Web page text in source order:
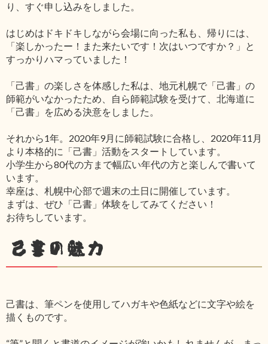
り、すぐ申し込みをしました。
はじめはドキドキしながら会場に向った私も、帰りには、
「楽しかったー！また来たいです！次はいつですか？」と
すっかりハマっていました！
「己書」の楽しさを体感した私は、地元札幌で「己書」の
師範がいなかったため、自ら師範試験を受けて、北海道に
「己書」を広める決意をしました。
それから1年。2020年9月に師範試験に合格し、2020年11月
より本格的に「己書」活動をスタートしています。
小学生から80代の方まで幅広い年代の方と楽しんで書いて
います。
幸座は、札幌中心部で週末の土日に開催しています。
まずは、ぜひ「己書」体験をしてみてください！
お待ちしています。
己書の魅力
己書は、筆ペンを使用してハガキや色紙などに文字や絵を
描くものです。